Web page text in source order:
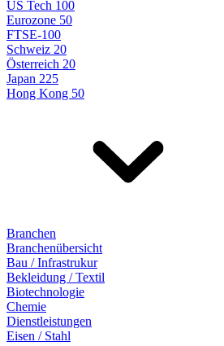
US Tech 100
Eurozone 50
FTSE-100
Schweiz 20
Österreich 20
Japan 225
Hong Kong 50
Branchen
Branchenübersicht
Bau / Infrastrukur
Bekleidung / Textil
Biotechnologie
Chemie
Dienstleistungen
Eisen / Stahl